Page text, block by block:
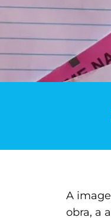
A
obra, a